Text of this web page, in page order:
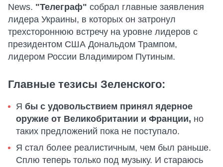
News. "Телеграф" собрал главные заявления
лидера Украины, в которых он затронул
трехстороннюю встречу на уровне лидеров с
президентом США Дональдом Трампом,
лидером России Владимиром Путиным.
Главные тезисы Зеленского:
Я бы с удовольствием принял ядерное
оружие от Великобритании и Франции, но
таких предложений пока не поступало.
Я стал более реалистичным, чем был раньше.
Сплю теперь только под музыку. И стараюсь